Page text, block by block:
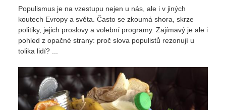
Populismus je na vzestupu nejen u nás, ale i v jiných
koutech Evropy a světa. Často se zkoumá shora, skrze
politiky, jejich proslovy a volební programy. Zajímavý je ale i
pohled z opačné strany: proč slova populistů rezonují u
tolika lidí? ...